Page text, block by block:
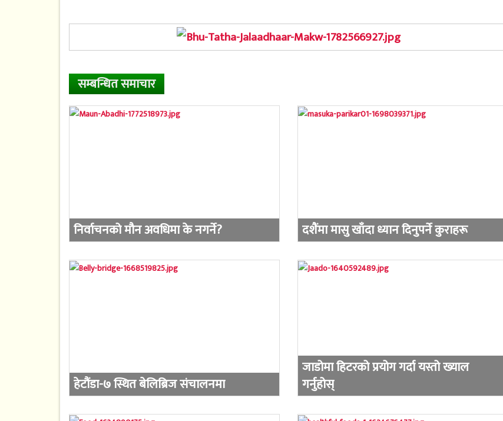
सम्बन्धित समाचार
निर्वाचनको मौन अवधिमा के नगर्ने? दशैंमा मासु खाँदा ध्यान दिनुपर्ने कुराहरू
हेटौंडा-७ स्थित बेलिब्रिज संचालनमा
जाडोमा हिटरको प्रयोग गर्दा यस्तो ख्याल
गर्नुहोस्